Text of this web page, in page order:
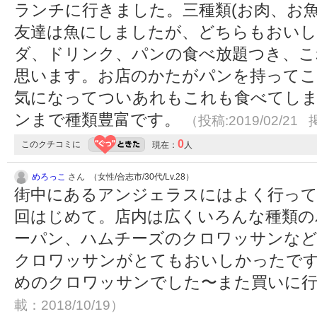
ランチに行きました。三種類(お肉、お
友達は魚にしましたが、どちらもおい
ダ、ドリンク、パンの食べ放題つき、
思います。お店のかたがパンを持って
気になってついあれもこれも食べてし
ンまで種類豊富です。
（投稿:2019/02/21
このクチコミに 現在： 0人
めろっこ さん （女性/合志市/30代/Lv.28）
街中にあるアンジェラスにはよく行っ
回はじめて。店内は広くいろんな種類
ーパン、ハムチーズのクロワッサンな
クロワッサンがとてもおいしかったで
めのクロワッサンでした〜また買いに
載：2018/10/19）